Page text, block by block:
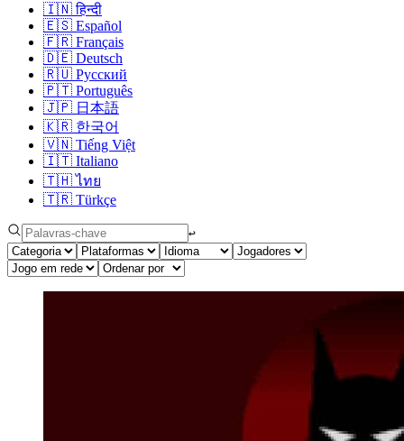
🇮🇳 हिन्दी
🇪🇸 Español
🇫🇷 Français
🇩🇪 Deutsch
🇷🇺 Русский
🇵🇹 Português
🇯🇵 日本語
🇰🇷 한국어
🇻🇳 Tiếng Việt
🇮🇹 Italiano
🇹🇭 ไทย
🇹🇷 Türkçe
↩︎